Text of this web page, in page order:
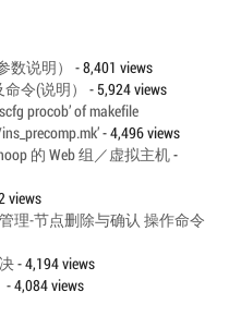
数说明）
- 8,401 views
令(说明）
- 5,924 views
procob’ of makefile
- 4,496 views
的 Web 组／虚拟主机-
views
管理-节点删除与确认 操作命令
- 4,194 views
- 4,084 views